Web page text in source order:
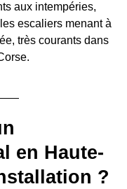
aux intempéries,
escaliers menant à
très courants dans
en Haute-
?